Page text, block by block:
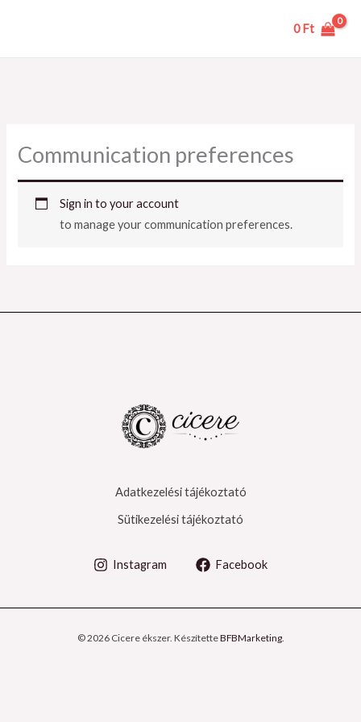
0 Ft
Communication preferences
Sign in to your account
to manage your communication preferences.
Adatkezelési tájékoztató
Sütikezelési tájékoztató
Instagram Facebook
© 2026 Cicere ékszer. KészítetteBFBMarketing.